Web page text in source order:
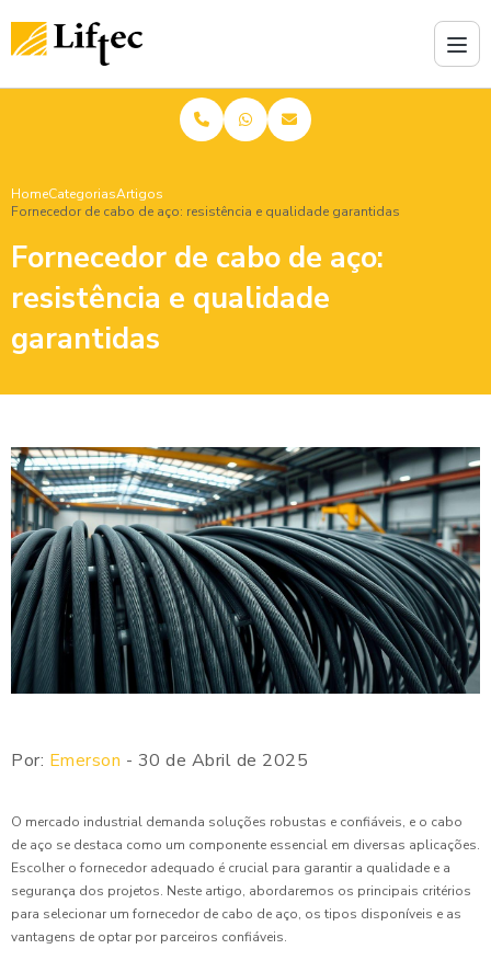
HomeCategoriasArtigos
Fornecedor de cabo de aço: resistência e qualidade garantidas
Fornecedor de cabo de aço:
resistência e qualidade
garantidas
Por: Emerson - 30 de Abril de 2025
O mercado industrial demanda soluções robustas e confiáveis, e o cabo
de aço se destaca como um componente essencial em diversas aplicações.
Escolher o fornecedor adequado é crucial para garantir a qualidade e a
segurança dos projetos. Neste artigo, abordaremos os principais critérios
para selecionar um fornecedor de cabo de aço, os tipos disponíveis e as
vantagens de optar por parceiros confiáveis.